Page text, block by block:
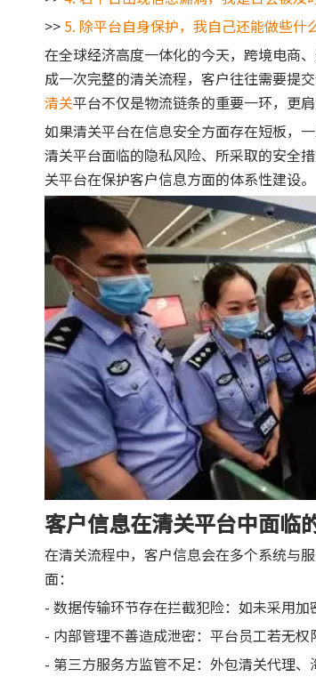
>> 5. 除平台自身保护，我自己还能做些什
在全球经济高度一体化的今天，跨境电商
成一次完整的清关流程，客户往往需要提
清关平台不仅是物流链条的重要一环，更
如果清关平台在信息安全方面存在短板，
清关平台面临的隐私风险、所采取的安全
关平台在保护客户信息方面的体系性建设。
客户信息在清关平台中面临
在清关流程中，客户信息会在多个系统与
面：
- 数据传输环节存在拦截犯险：如未采用加
- 内部管理不善造成泄密：平台员工若无权
- 第三方服务方监管不足：外包清关代理